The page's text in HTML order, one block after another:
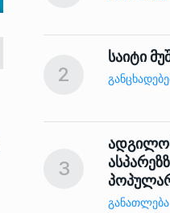
2
საიტი
3
ᲒᲐᲜᲐᲗᲚᲔᲑᲐ